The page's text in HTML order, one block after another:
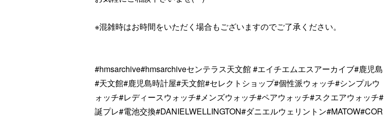
※混雑時はお時間をいただく場合もございますのでご了承ください。
#hmsarchive#hmsarchiveセンテラス天文館 #エイチエムエスアーカイブ#鹿児島
#天文館#鹿児島時計屋#天文館#セレクトショップ#個性派ウォッチ#シンプルウ
ォッチ#レディースウォッチ#メンズウォッチ#ペアウォッチ#スクエアウォッチ#
誕プレ#電池交換#DANIELWELLINGTON#ダニエルウェリントン#MATOW#COR